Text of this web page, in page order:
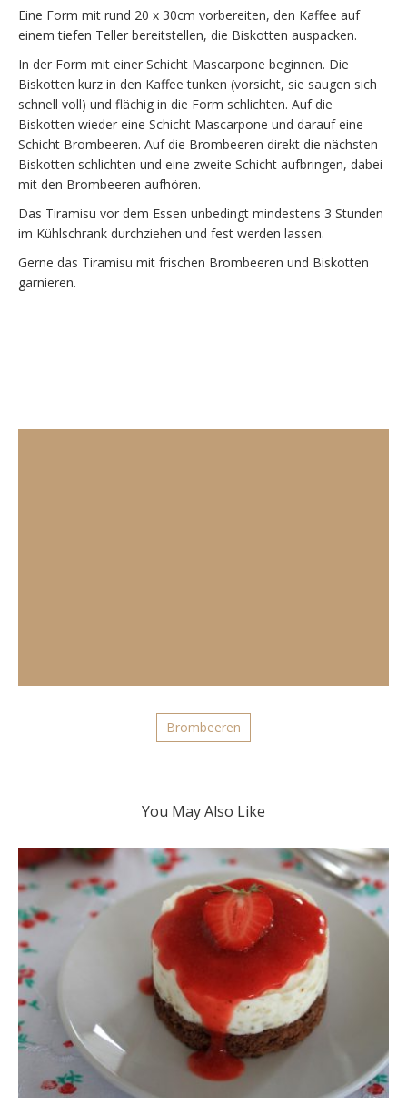
Eine Form mit rund 20 x 30cm vorbereiten, den Kaffee auf
einem tiefen Teller bereitstellen, die Biskotten auspacken.
In der Form mit einer Schicht Mascarpone beginnen. Die
Biskotten kurz in den Kaffee tunken (vorsicht, sie saugen sich
schnell voll) und flächig in die Form schlichten. Auf die
Biskotten wieder eine Schicht Mascarpone und darauf eine
Schicht Brombeeren. Auf die Brombeeren direkt die nächsten
Biskotten schlichten und eine zweite Schicht aufbringen, dabei
mit den Brombeeren aufhören.
Das Tiramisu vor dem Essen unbedingt mindestens 3 Stunden
im Kühlschrank durchziehen und fest werden lassen.
Gerne das Tiramisu mit frischen Brombeeren und Biskotten
garnieren.
Brombeeren
You May Also Like